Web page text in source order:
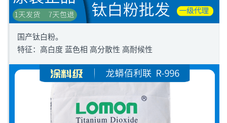
国产钛白粉。
特征：高白度 蓝色相 高分散性 高耐候性